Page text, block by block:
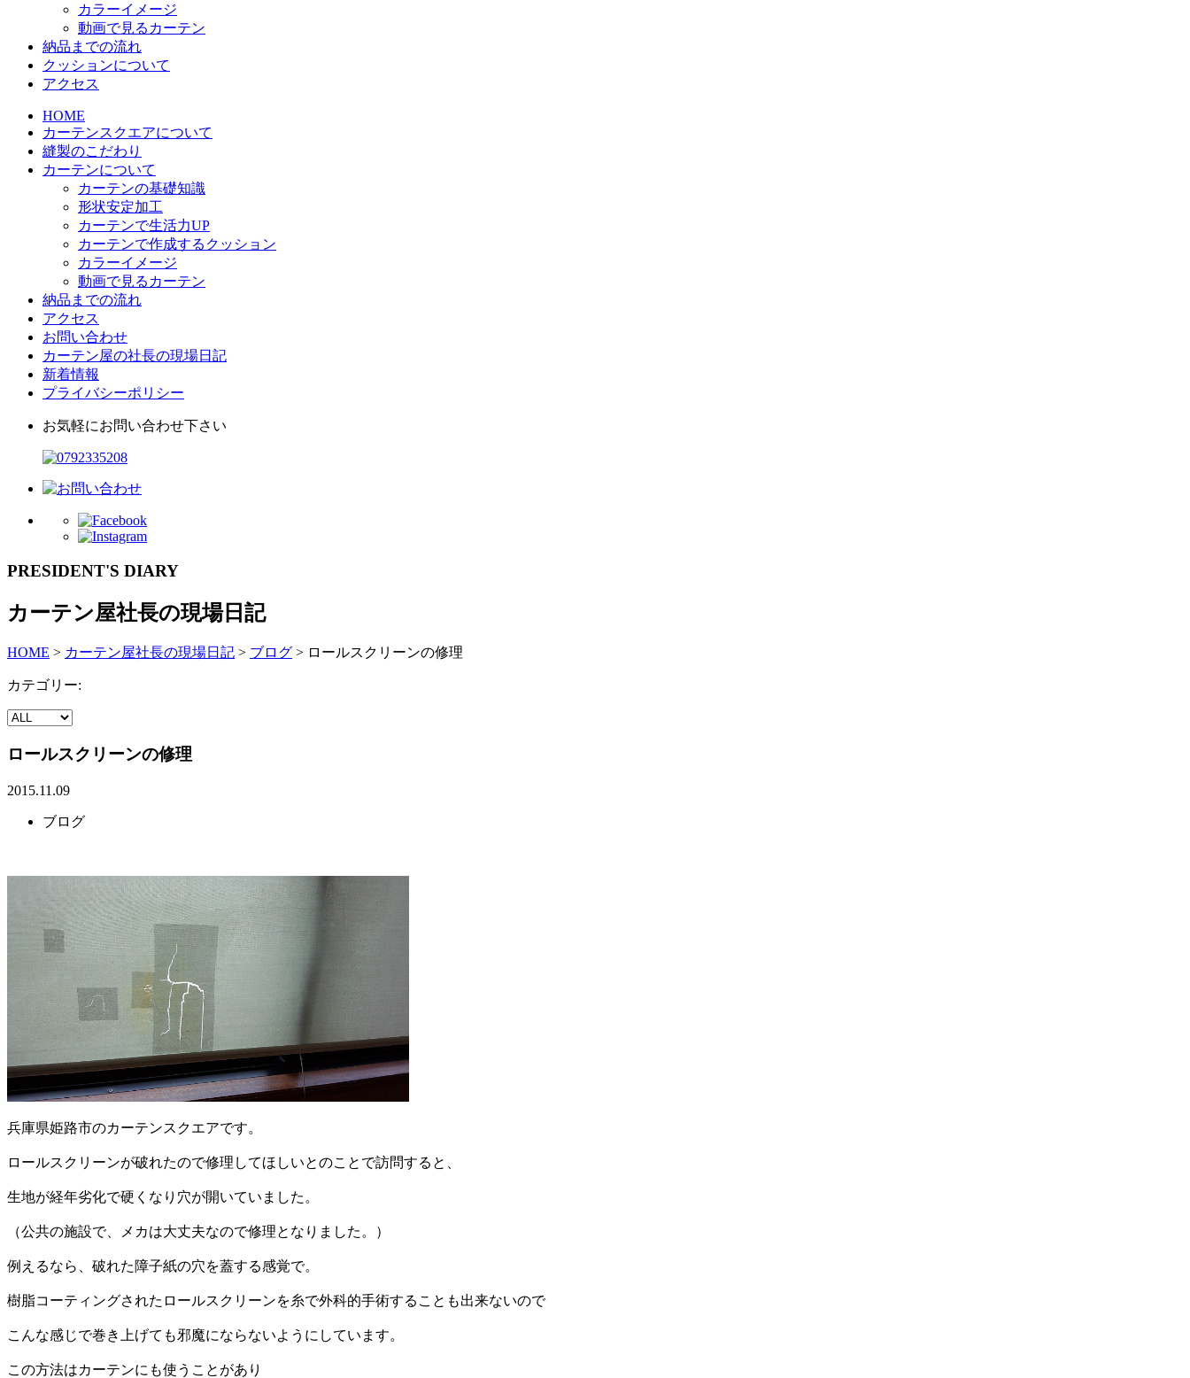
カラーイメージ
動画で見るカーテン
納品までの流れ
クッションについて
アクセス
HOME
カーテンスクエアについて
縫製のこだわり
カーテンについて
カーテンの基礎知識
形状安定加工
カーテンで生活力UP
カーテンで作成するクッション
カラーイメージ
動画で見るカーテン
納品までの流れ
アクセス
お問い合わせ
カーテン屋の社長の現場日記
新着情報
プライバシーポリシー
お気軽にお問い合わせ下さい
PRESIDENT'S DIARY
カーテン屋社長の現場日記
HOME > カーテン屋社長の現場日記 > ブログ > ロールスクリーンの修理
カテゴリー:
ロールスクリーンの修理
2015.11.09
ブログ
兵庫県姫路市のカーテンスクエアです。
ロールスクリーンが破れたので修理してほしいとのことで訪問すると、
生地が経年劣化で硬くなり穴が開いていました。
（公共の施設で、メカは大丈夫なので修理となりました。）
例えるなら、破れた障子紙の穴を蓋する感覚で。
樹脂コーティングされたロールスクリーンを糸で外科的手術することも出来ないので
こんな感じで巻き上げても邪魔にならないようにしています。
この方法はカーテンにも使うことがあり